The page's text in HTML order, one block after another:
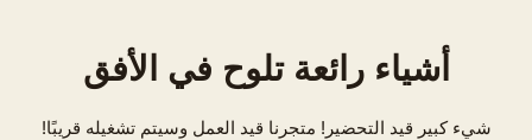
أشياء رائعة تلوح في الأفق
شيء كبير قيد التحضير! متجرنا قيد العمل وسيتم تشغيله قريبًا!